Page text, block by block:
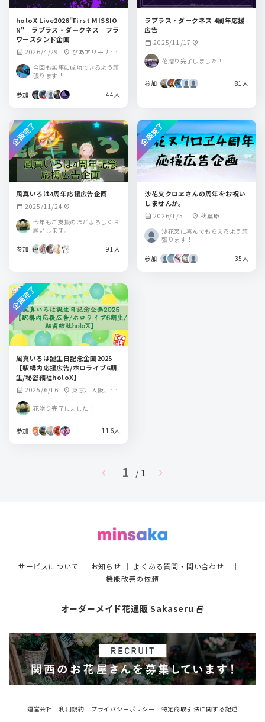
holoX Live2026"First MISSIO
N" ラプラス・ダークネス フラ
ワースタンド企画
calendar_month 2026/4/29 location_on ぴあアリーナM
今回も無事に成功できるよう頑
張ります！
参加 44人
ラプラス・ダークネス 4周年応援
広告
calendar_month 2025/11/17 location_on
花贈り完了しました！
参加 81人
風真いろは4周年応援広告企画
calendar_month 2025/11/24 location_on
今年もご支援のほどよろしくお
願いします。
参加 91人
企画完了
沙花叉クロヱさんの周年をお祝い
しませんか。
calendar_month 2026/1/5 location_on 秋葉原
沙花叉に喜んでもらえるよう頑
張ります！
参加 35人
企画完了
風真いろは誕生日記念企画2025
【駅構内応援広告/ホロライブ6期
生/秘密結社holoX】
calendar_month 2025/6/16 location_on 東京、大阪、名
花贈り完了しました！
参加 116人
企画完了
chevron_left 1 / 1 chevron_right
サービスについて ｜ お知らせ ｜ よくある質問・問い合わせ ｜
機能改善の依頼
オーダーメイド花通販 Sakaseru select_window
運営会社 利用規約 プライバシーポリシー 特定商取引法に関する記述